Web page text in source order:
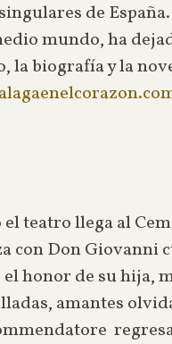
de España.
mundo, ha
la biografía y la
el teatro llega al
con Don Giovanni
honor de su hija,
amantes